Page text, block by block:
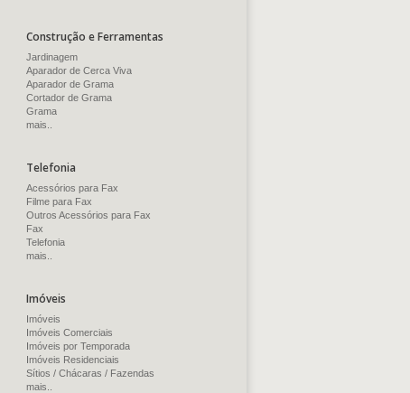
Construção e Ferramentas
Jardinagem
Aparador de Cerca Viva
Aparador de Grama
Cortador de Grama
Grama
mais..
Telefonia
Acessórios para Fax
Filme para Fax
Outros Acessórios para Fax
Fax
Telefonia
mais..
Imóveis
Imóveis
Imóveis Comerciais
Imóveis por Temporada
Imóveis Residenciais
Sítios / Chácaras / Fazendas
mais..